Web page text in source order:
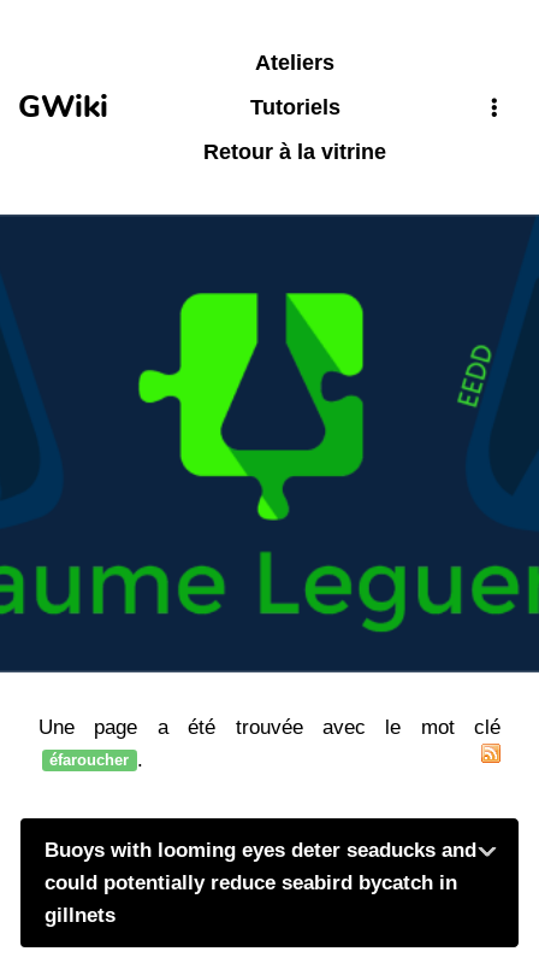
GWiki
Ateliers
Tutoriels
Retour à la vitrine
Une page a été trouvée avec le mot clé
éfaroucher .
Buoys with looming eyes deter seaducks and
could potentially reduce seabird bycatch in
gillnets